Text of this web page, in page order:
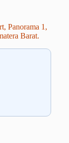
Panorama 1,
Barat.